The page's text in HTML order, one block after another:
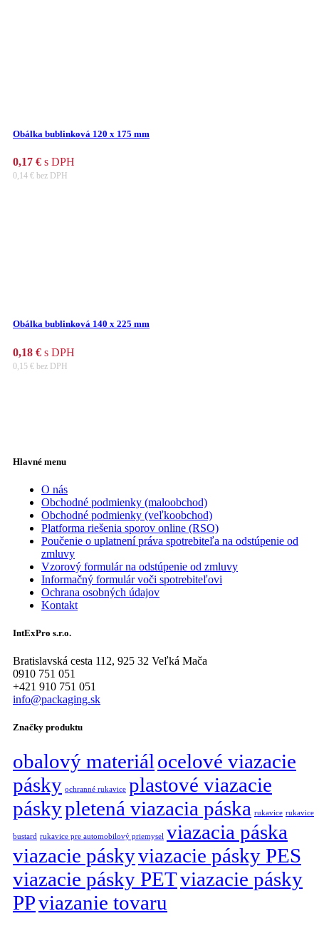
Obálka bublinková 120 x 175 mm
0,17 € s DPH
0,14 € bez DPH
Obálka bublinková 140 x 225 mm
0,18 € s DPH
0,15 € bez DPH
Hlavné menu
O nás
Obchodné podmienky (maloobchod)
Obchodné podmienky (veľkoobchod)
Platforma riešenia sporov online (RSO)
Poučenie o uplatnení práva spotrebiteľa na odstúpenie od
zmluvy
Vzorový formulár na odstúpenie od zmluvy
Informačný formulár voči spotrebiteľovi
Ochrana osobných údajov
Kontakt
IntExPro s.r.o.
Bratislavská cesta 112, 925 32 Veľká Mača
0910 751 051
+421 910 751 051
info@packaging.sk
Značky produktu
obalový materiál ocelové viazacie
pásky ochranné rukavice plastové viazacie
páskypletená viazacia páska rukavice rukavice
bustard rukavice pre automobilový priemysel viazacia páska
viazacie páskyviazacie pásky PES
viazacie pásky PETviazacie pásky
PPviazanie tovaru